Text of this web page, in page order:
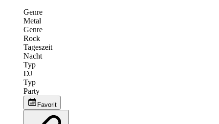
Genre
Metal
Genre
Rock
Tageszeit
Nacht
Typ
DJ
Typ
Party
Favorit